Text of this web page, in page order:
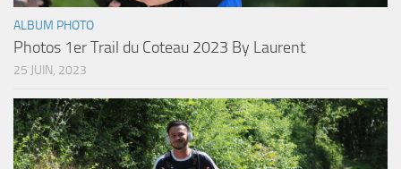
ALBUM PHOTO
Photos 1er Trail du Coteau 2023 By Laurent
25 JUIN, 2023